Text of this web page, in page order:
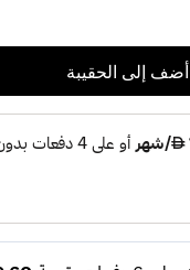
أضف إلى الحقيبة